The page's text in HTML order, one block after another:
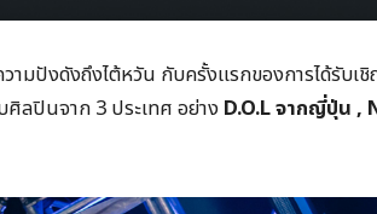
ามปังดังถึงไต้หวัน กับครั้งแรกของการได้รับเ
ลปินจาก 3 ประเทศ อย่าง D.O.L จากญี่ปุ่น ,